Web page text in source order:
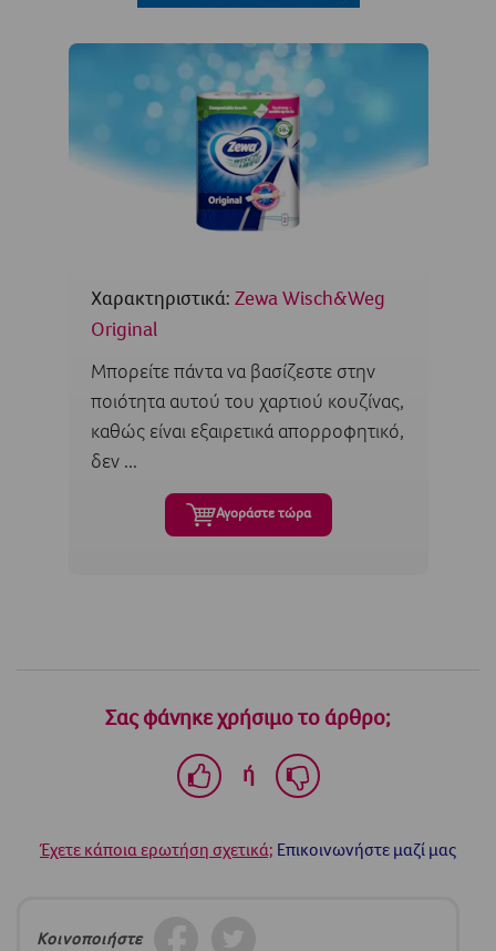
Χαρακτηριστικά: Zewa Wisch&Weg
Original
Μπορείτε πάντα να βασίζεστε στην
ποιότητα αυτού του χαρτιού κουζίνας,
καθώς είναι εξαιρετικά απορροφητικό,
δεν ...
Αγοράστε τώρα
Σας φάνηκε χρήσιμο το άρθρο;
ή
Έχετε κάποια ερωτήση σχετικά; Επικοινωνήστε μαζί μας
Κοινοποιήστε